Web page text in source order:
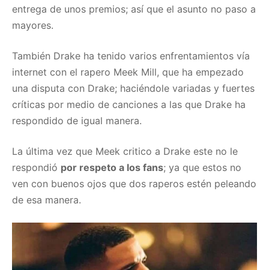
entrega de unos premios; así que el asunto no paso a
mayores.
También Drake ha tenido varios enfrentamientos vía
internet con el rapero Meek Mill, que ha empezado
una disputa con Drake; haciéndole variadas y fuertes
críticas por medio de canciones a las que Drake ha
respondido de igual manera.
La última vez que Meek critico a Drake este no le
respondió por respeto a los fans; ya que estos no
ven con buenos ojos que dos raperos estén peleando
de esa manera.